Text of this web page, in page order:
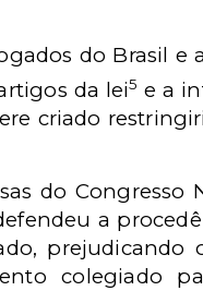
do Brasil e
da lei5 e a
criado
do Congresso
a
prejudicando
colegiado